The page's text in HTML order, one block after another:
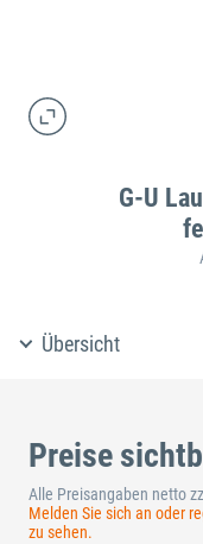
G-U
Übersicht
Preise
Alle Preisangaben netto
Melden Sie sich an oder
zu sehen.